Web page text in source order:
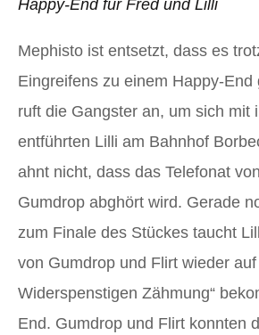
Happy-End für Fred und Lilli
Mephisto ist entsetzt, dass es
Eingreifens zu einem Happy-End
ruft die Gangster an, um sich mit
entführten Lilli am Bahnhof
ahnt nicht, dass das Telefonat
Gumdrop abghört wird. Gerade
zum Finale des Stückes taucht
von Gumdrop und Flirt wieder auf
Widerspenstigen Zähmung“
End. Gumdrop und Flirt konnten